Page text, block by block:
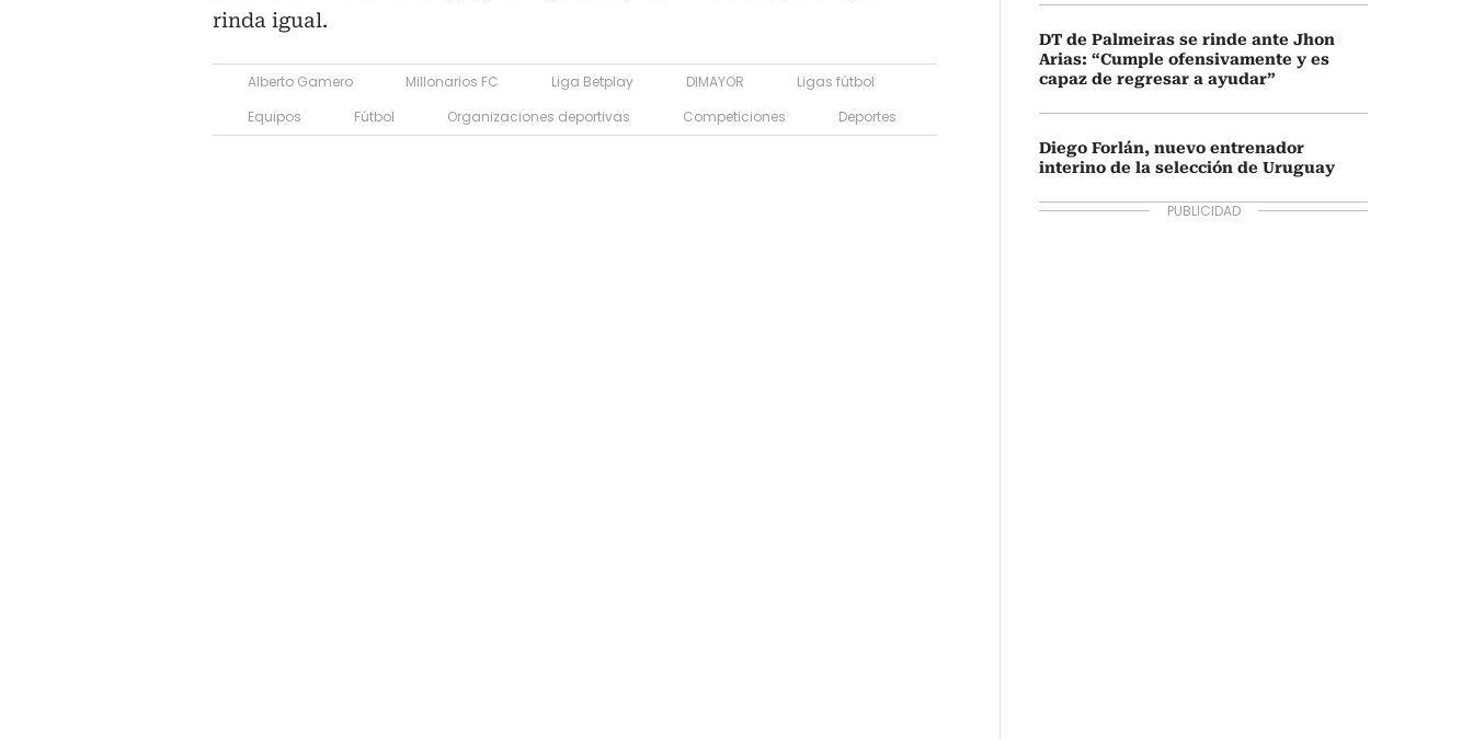
rinda igual.
Alberto Gamero Millonarios FC Liga Betplay DIMAYOR
Ligas fútbol
Equipos
Fútbol Organizaciones deportivas Competiciones Deportes
DT de Palmeiras se rinde ante Jhon
Arias: “Cumple ofensivamente y es
capaz de regresar a ayudar”
Diego Forlán, nuevo entrenador
interino de la selección de Uruguay